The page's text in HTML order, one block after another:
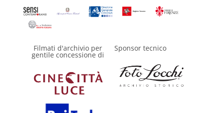
Filmati d'archivio per
gentile concessione di
Sponsor tecnico